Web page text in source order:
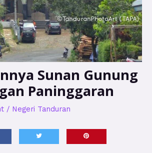
Sunan Gunung
Paninggaran
/ Negeri Tanduran